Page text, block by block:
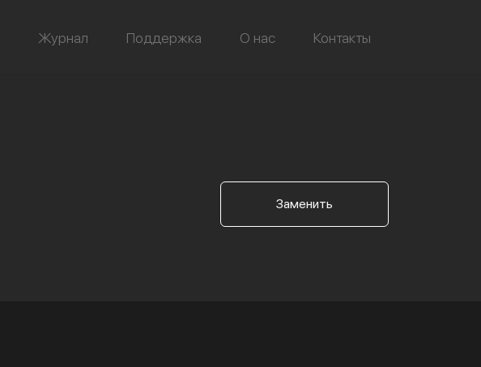
Журнал Поддержка О нас Контакты
Заменить